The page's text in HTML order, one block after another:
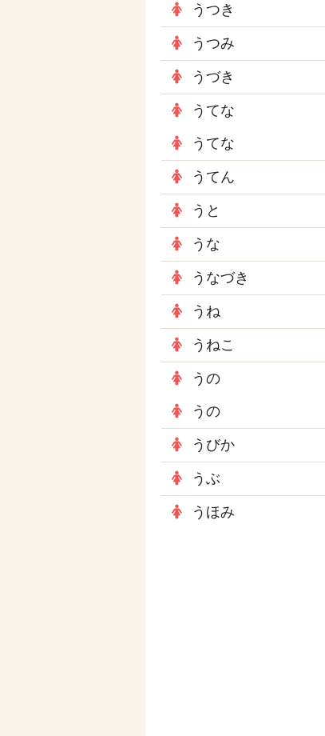
うつき
うつみ
うづき
うてな
うてな
うてん
うと
うな
うなづき
うね
うねこ
うの
うの
うびか
うぶ
うほみ